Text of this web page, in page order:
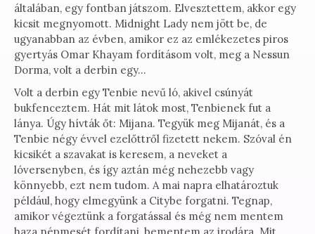
általában, egy fontban játszom. Elvesztettem, akkor egy
kicsit megnyomott. Midnight Lady nem jött be, de
ugyanabban az évben, amikor ez az emlékezetes piros
gyertyás Omar Khayam fordításom volt, meg a Nessun
Dorma, volt a derbin egy…
Volt a derbin egy Tenbie nevű ló, akivel csúnyát
bukfenceztem. Hát mit látok most, Tenbienek fut a
lánya. Úgy hívták őt: Mijana. Tegyük meg Mijanát, és a
Tenbie négy évvel ezelőttről fizetett nekem. Szóval én
kicsikét a szavakat is keresem, a neveket a
lóversenyben, és így aztán még nehezebb vagy
könnyebb, ezt nem tudom. A mai napra elhatároztuk
például, hogy elmegyünk a Citybe forgatni. Tegnap,
amikor végeztünk a forgatással és még nem mentem
haza népmesét fordítani, bementem az irodára. Mit